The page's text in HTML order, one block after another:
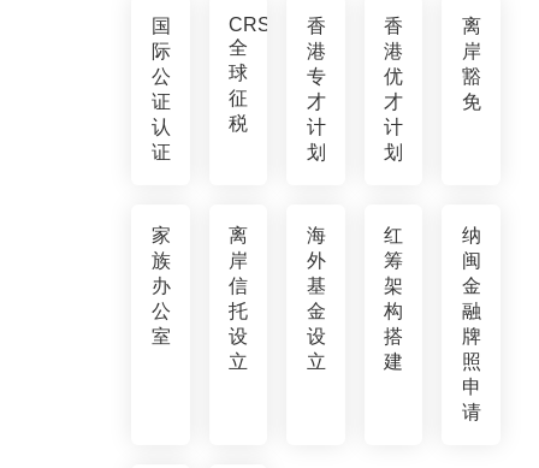
国
际
公
证
认
证
CRS
全
球
征
税
香
港
专
才
计
划
香
港
优
才
计
划
离
岸
豁
免
家
族
办
公
室
离
岸
信
托
设
立
海
外
基
金
设
立
红
筹
架
构
搭
建
纳
闽
金
融
牌
照
申
请